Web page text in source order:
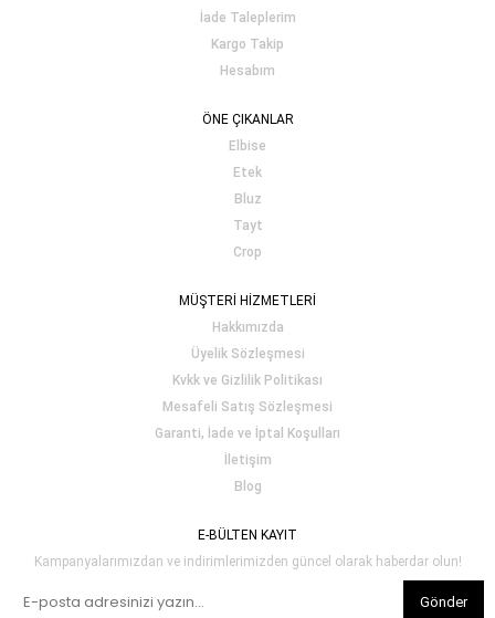
İade Taleplerim
Kargo Takip
Hesabım
ÖNE ÇIKANLAR
Elbise
Etek
Bluz
Tayt
Crop
MÜŞTERİ HİZMETLERİ
Hakkımızda
Üyelik Sözleşmesi
Kvkk ve Gizlilik Politikası
Mesafeli Satış Sözleşmesi
Garanti, İade ve İptal Koşulları
İletişim
Blog
E-BÜLTEN KAYIT
Kampanyalarımızdan ve indirimlerimizden güncel olarak haberdar olun!
Gönder